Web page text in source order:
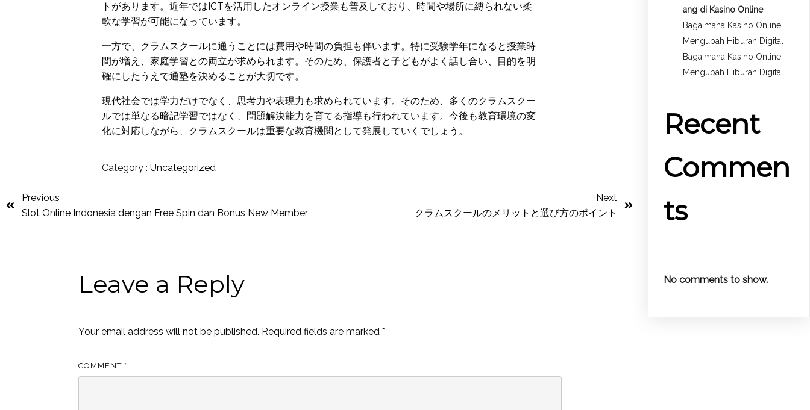
トがあります。近年ではICTを活用したオンライン授業も普及しており、時間や場所に縛られない柔
軟な学習が可能になっています。
一方で、クラムスクールに通うことには費用や時間の負担も伴います。特に受験学年になると授業時
間が増え、家庭学習との両立が求められます。そのため、保護者と子どもがよく話し合い、目的を明
確にしたうえで通塾を決めることが大切です。
現代社会では学力だけでなく、思考力や表現力も求められています。そのため、多くのクラムスクー
ルでは単なる暗記学習ではなく、問題解決能力を育てる指導も行われています。今後も教育環境の変
化に対応しながら、クラムスクールは重要な教育機関として発展していくでしょう。
Category : Uncategorized
Previous
Slot Online Indonesia dengan Free Spin dan Bonus New Member
Next
クラムスクールのメリットと選び方のポイント
Leave a Reply
Your email address will not be published. Required fields are marked*
COMMENT *
ang di Kasino Online
Bagaimana Kasino Online
Mengubah Hiburan Digital
Bagaimana Kasino Online
Mengubah Hiburan Digital
Recent
Commen
ts
No comments to show.